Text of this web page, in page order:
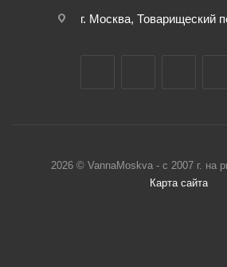
г. Москва, Товарищеский
2026 © VannaMoskva - с 2007 г. на
Карта сайта